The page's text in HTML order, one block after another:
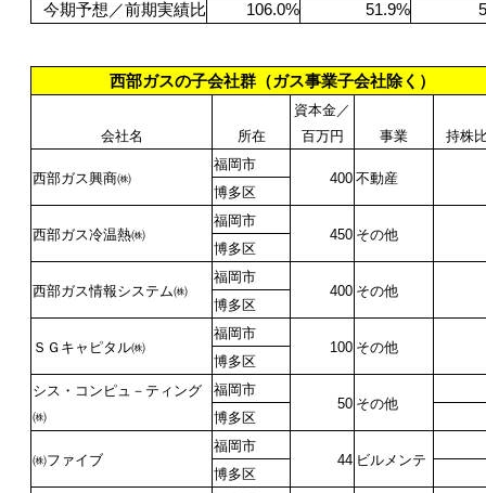
今期予想／前期実績比
106.0% 51.9%
西部ガスの子会社群（ガス事業子会社除く）
会社名 所在
資本金／
百万円
事業 持株
西部ガス興商㈱
福岡市
400 不動産
博多区
西部ガス冷温熱㈱
福岡市
450 その他
博多区
西部ガス情報システム㈱
福岡市
400 その他
博多区
ＳＧキャピタル㈱
福岡市
100 その他
博多区
シス・コンピュ－ティング
㈱
福岡市
50 その他
博多区
㈱ファイブ
福岡市
44 ビルメンテ
博多区